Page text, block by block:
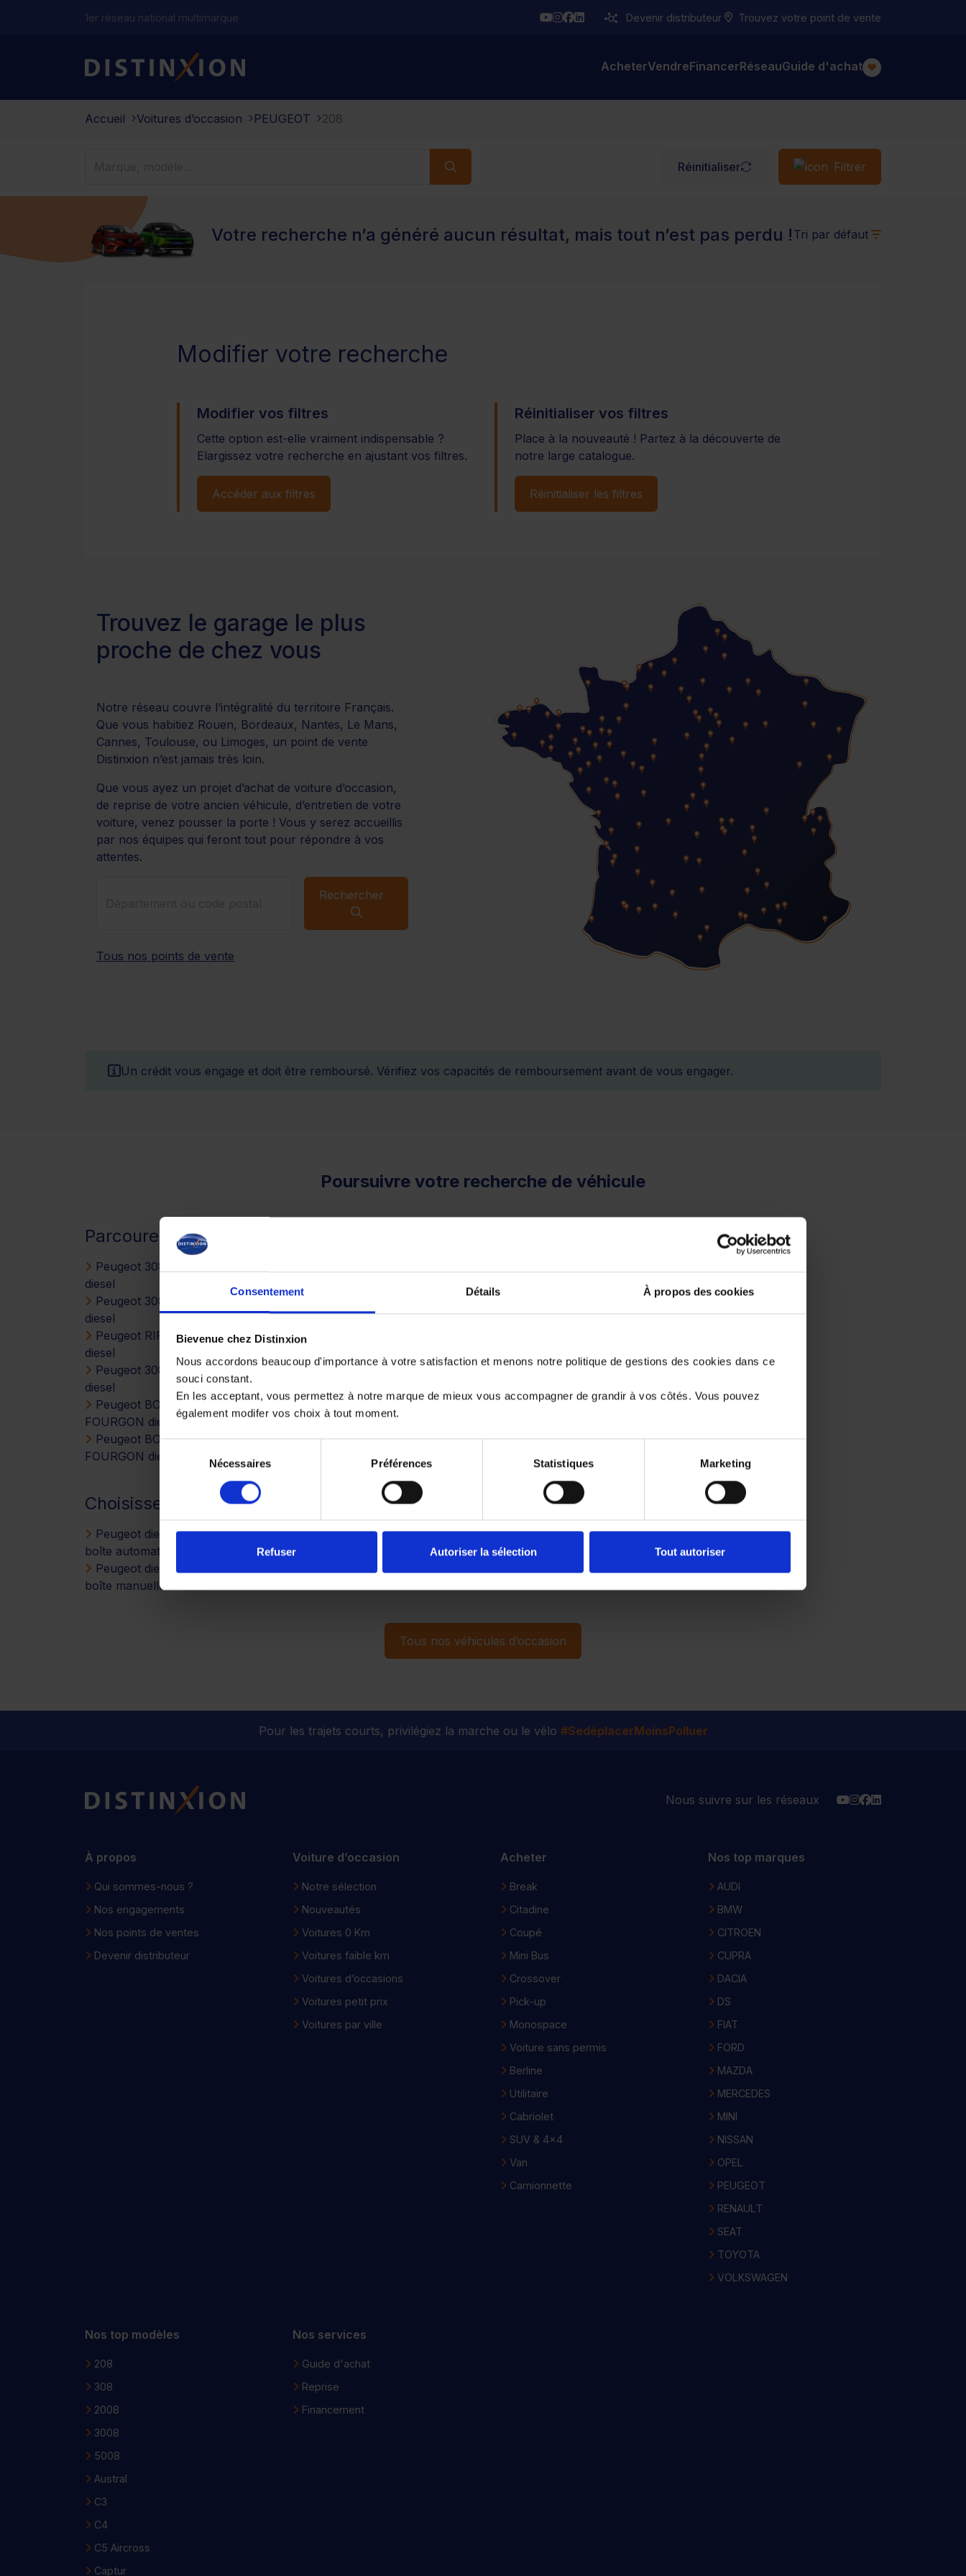
Consentement Détails À propos des cookies
Bievenue chez Distinxion
Nous accordons beaucoup d'importance à votre satisfaction et menons notre politique de gestions des cookies dans ce
souci constant.
En les acceptant, vous permettez à notre marque de mieux vous accompagner de grandir à vos côtés. Vous pouvez
également modifer vos choix à tout moment.
du
consentement
Nécessaires Préférences Statistiques Marketing
Refuser Autoriser la sélection Tout autoriser
1er réseau national multimarque YouTube
Instagram
Facebook
LinkedinDevenir distributeur Trouvez votre point de vente
Distinxion AcheterVendreFinancerRéseauGuide d'achat
Accueil Voitures d’occasion PEUGEOT 208
Réinitialiser Filtrer
Votre recherche n’a généré aucun résultat, mais tout n’est pas perdu ! Tri par défaut
Modifier votre recherche
Modifier vos filtres
Cette option est-elle vraiment indispensable ?
Elargissez votre recherche en ajustant vos filtres.
Accéder aux filtres
Réinitialiser vos filtres
Place à la nouveauté ! Partez à la découverte de
notre large catalogue.
Réinitialiser les filtres
Trouvez le garage le plus
proche de chez vous
Notre réseau couvre l’intégralité du territoire Français.
Que vous habitiez Rouen, Bordeaux, Nantes, Le Mans,
Cannes, Toulouse, ou Limoges, un point de vente
Distinxion n’est jamais très loin.
Que vous ayez un projet d’achat de voiture d’occasion,
de reprise de votre ancien véhicule, d’entretien de votre
voiture, venez pousser la porte ! Vous y serez accueillis
par nos équipes qui feront tout pour répondre à vos
attentes.
Rechercher
Tous nos points de vente
Un crédit vous engage et doit être remboursé. Vérifiez vos capacités de remboursement avant de vous engager.
Poursuivre votre recherche de véhicule
Parcourez d’autres modèles DIESEL de la marque PEUGEOT
Peugeot 308
diesel
Peugeot 308
diesel
Peugeot RIFTER
diesel
Peugeot 308 SW
diesel
Peugeot BOXER
FOURGON diesel
Peugeot BOXER
FOURGON diesel
Peugeot
PARTNER diesel
Peugeot EXPERT
Peugeot
PARTNER diesel
Peugeot 5008
diesel
Peugeot 508 SW
diesel
Choisissez votre PEUGEOT DIESEL selon sa boîte de vitesses
Peugeot diesel à
boîte automatique
Peugeot diesel à
boîte manuelle
Tous nos véhicules d’occasion
Pour les trajets courts, privilégiez la marche ou le vélo #SedéplacerMoinsPolluer
Distinxion Nous suivre sur les réseaux YouTube
Instagram
Facebook
Linkedin
À propos
Qui sommes-nous ?
Nos engagements
Nos points de ventes
Devenir distributeur
Voiture d’occasion
Notre sélection
Nouveautés
Voitures 0 Km
Voitures faible km
Voitures d’occasions
Voitures petit prix
Voitures par ville
Acheter
Break
Citadine
Coupé
Mini Bus
Crossover
Pick-up
Monospace
Voiture sans permis
Berline
Utilitaire
Cabriolet
SUV & 4x4
Van
Camionnette
Nos top marques
AUDI
BMW
CITROEN
CUPRA
DACIA
DS
FIAT
FORD
MAZDA
MERCEDES
MINI
NISSAN
OPEL
PEUGEOT
RENAULT
SEAT
TOYOTA
VOLKSWAGEN
Nos top modèles
208
308
2008
3008
5008
Austral
C3
C4
C5 Aircross
Captur
Nos services
Guide d'achat
Reprise
Financement